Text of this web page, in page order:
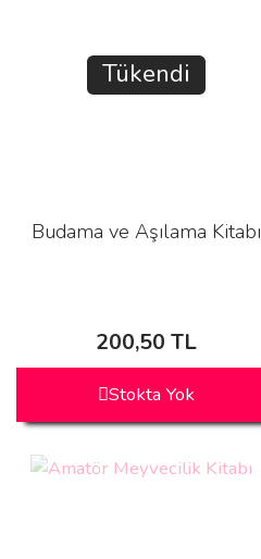
Tükendi
Budama ve Aşılama Kitabı
200,50 TL
Stokta Yok